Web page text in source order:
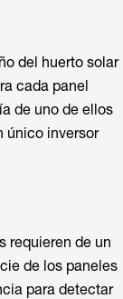
del huerto solar
cada panel
de uno de ellos
único inversor
requieren de un
de los paneles
para detectar